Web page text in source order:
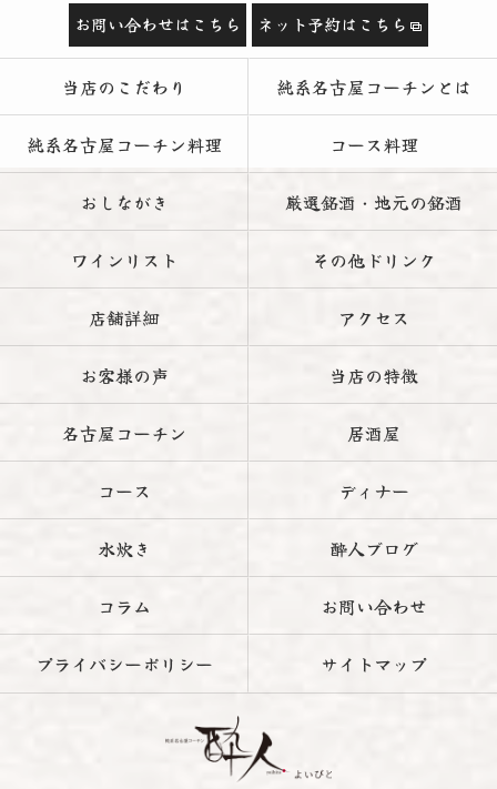
お問い合わせはこちら ネット予約はこちら
当店のこだわり 純系名古屋コーチンとは
純系名古屋コーチン料理 コース料理
おしながき 厳選銘酒・地元の銘酒
ワインリスト その他ドリンク
店舗詳細 アクセス
お客様の声 当店の特徴
名古屋コーチン 居酒屋
コース ディナー
水炊き 酔人ブログ
コラム お問い合わせ
プライバシーポリシー サイトマップ